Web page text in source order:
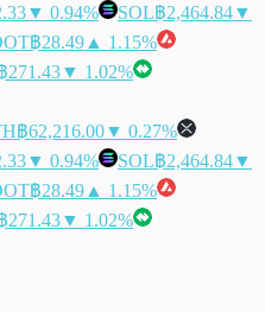
▼ 0.94% SOL฿2,464.84▼
฿28.49 ▲ 1.15%
271.43▼ 1.02%
฿62,216.00▼ 0.27%
▼ 0.94% SOL฿2,464.84▼
฿28.49 ▲ 1.15%
271.43▼ 1.02%